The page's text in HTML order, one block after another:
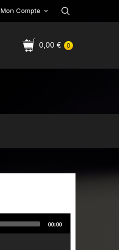
Mon Compte
0
0,00 €
00:00